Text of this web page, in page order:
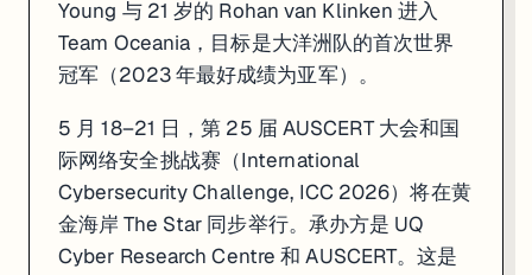
Young 与 21 岁的 Rohan van Klinken 进入
Team Oceania，目标是大洋洲队的首次世界
冠军（2023 年最好成绩为亚军）。
5 月 18–21 日，第 25 届 AUSCERT 大会和国
际网络安全挑战赛（International
Cybersecurity Challenge, ICC 2026）将在黄
金海岸 The Star 同步举行。承办方是 UQ
Cyber Research Centre 和 AUSCERT。这是